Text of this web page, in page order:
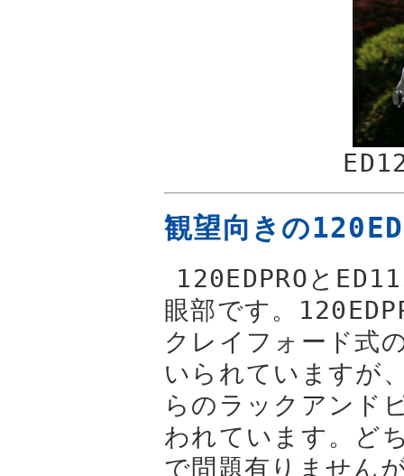
観望向きの
120EDPROと
眼部です。
クレイフォード式
いられていますが
らのラックアンド
われています。ど
で問題有りません